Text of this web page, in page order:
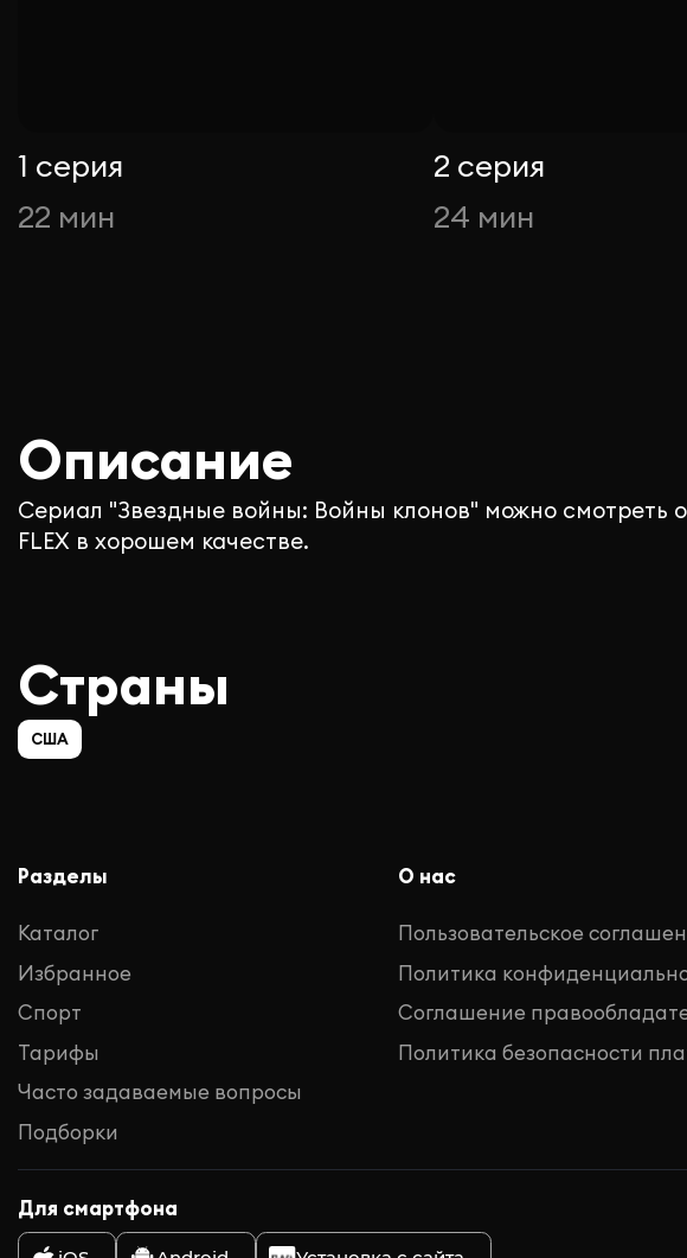
1 серия
22 мин
2 серия
24 мин
Описание
Сериал "Звездные войны: Войны клонов" можно смотреть
FLEX в хорошем качестве.
Страны
США
Разделы
Каталог
Избранное
Спорт
Тарифы
Часто задаваемые вопросы
Подборки
О нас
Пользовательское
Политика
Соглашение
Политика безопасности
Для смартфона